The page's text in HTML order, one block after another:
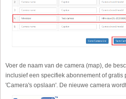
Voer de naam van de camera (map), de
inclusief een specifiek abonnement of gratis
'Camera's opslaan'. De nieuwe camera